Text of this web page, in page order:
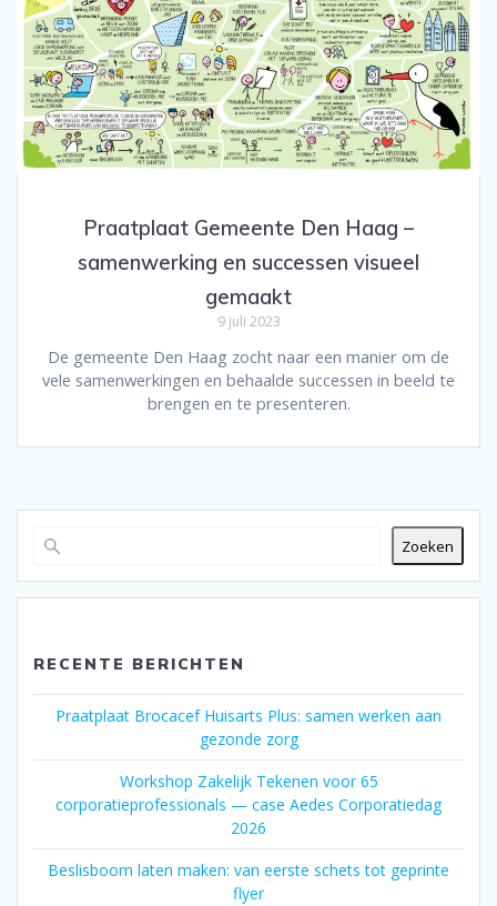
Praatplaat Gemeente Den Haag –
samenwerking en successen visueel
gemaakt
9 juli 2023
De gemeente Den Haag zocht naar een manier om de
vele samenwerkingen en behaalde successen in beeld te
brengen en te presenteren.
Zoeken
RECENTE BERICHTEN
Praatplaat Brocacef Huisarts Plus: samen werken aan
gezonde zorg
Workshop Zakelijk Tekenen voor 65
corporatieprofessionals — case Aedes Corporatiedag
2026
Beslisboom laten maken: van eerste schets tot geprinte
flyer